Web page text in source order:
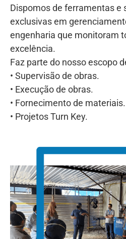
Dispomos de ferramentas e
exclusivas em
engenharia que monitoram
excelência.
Faz parte do nosso escopo
• Supervisão de obras.
• Execução de obras.
• Fornecimento de materiais.
• Projetos Turn Key.